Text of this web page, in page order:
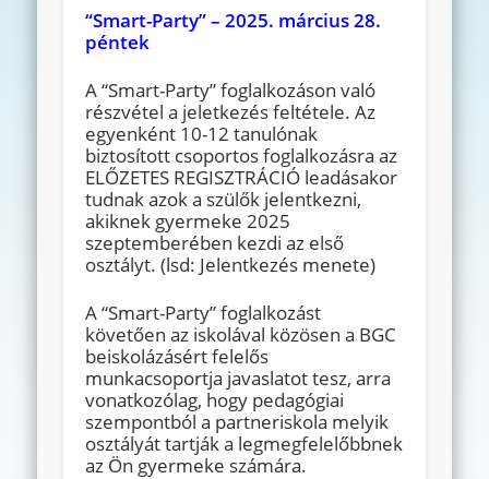
“Smart-Party” – 2025. március 28.
péntek
A “Smart-Party” foglalkozáson való
részvétel a jeletkezés feltétele. Az
egyenként 10-12 tanulónak
biztosított csoportos foglalkozásra az
ELŐZETES REGISZTRÁCIÓ leadásakor
tudnak azok a szülők jelentkezni,
akiknek gyermeke 2025
szeptemberében kezdi az első
osztályt. (lsd: Jelentkezés menete)
A “Smart-Party” foglalkozást
követően az iskolával közösen a BGC
beiskolázásért felelős
munkacsoportja javaslatot tesz, arra
vonatkozólag, hogy pedagógiai
szempontból a partneriskola melyik
osztályát tartják a legmegfelelőbbnek
az Ön gyermeke számára.